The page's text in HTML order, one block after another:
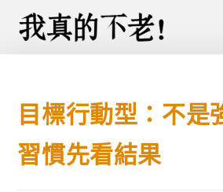
目標行動型：不是
習慣先看結果